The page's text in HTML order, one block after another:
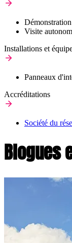
Démonstration
Visite
Installations et
Panneaux
Accréditations
Société du
Blogues